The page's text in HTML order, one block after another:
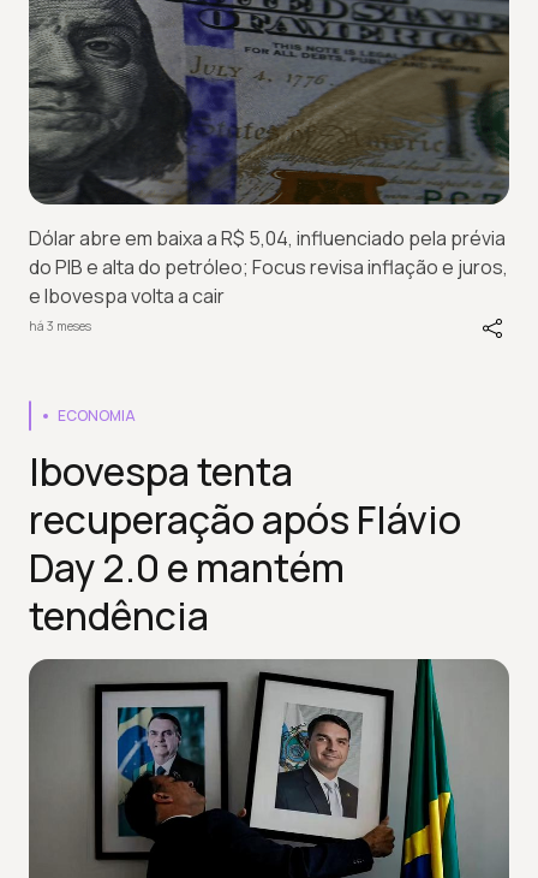
Dólar abre em baixa a R$ 5,04, influenciado pela prévia
do PIB e alta do petróleo; Focus revisa inflação e juros,
e Ibovespa volta a cair
há 3 meses
ECONOMIA
Ibovespa tenta
recuperação após Flávio
Day 2.0 e mantém
tendência